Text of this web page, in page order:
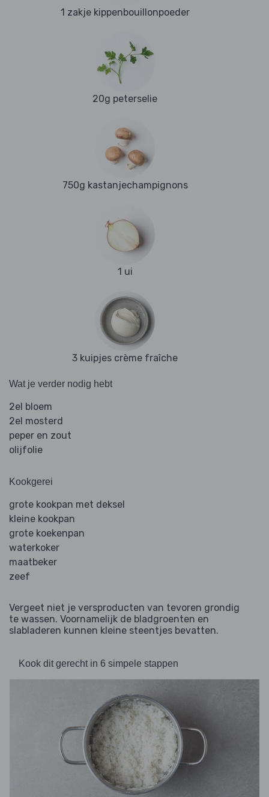
1 zakje kippenbouillonpoeder
20g peterselie
750g kastanjechampignons
1 ui
3 kuipjes crème fraîche
Wat je verder nodig hebt
2el bloem
2el mosterd
peper en zout
olijfolie
Kookgerei
grote kookpan met deksel
kleine kookpan
grote koekenpan
waterkoker
maatbeker
zeef
Vergeet niet je versproducten van tevoren grondig
te wassen. Voornamelijk de bladgroenten en
slabladeren kunnen kleine steentjes bevatten.
Kook dit gerecht in 6 simpele stappen